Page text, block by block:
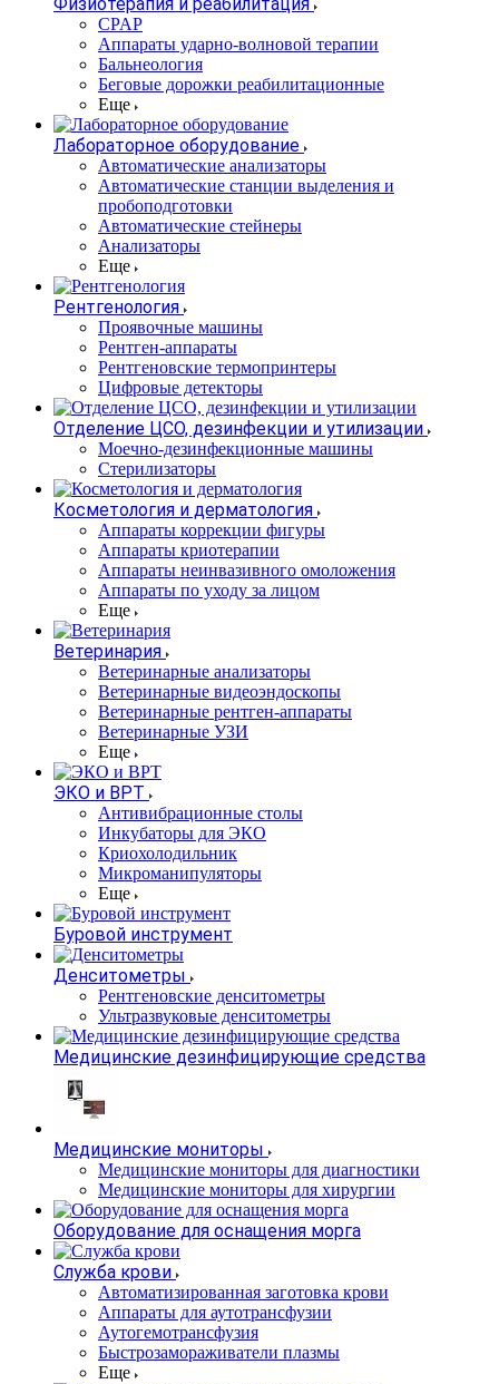
CPAP
Аппараты ударно-волновой терапии
Бальнеология
Беговые дорожки реабилитационные
Еще
Лабораторное оборудование
Автоматические анализаторы
Автоматические станции выделения и
пробоподготовки
Автоматические стейнеры
Анализаторы
Еще
Рентгенология
Проявочные машины
Рентген-аппараты
Рентгеновские термопринтеры
Цифровые детекторы
Отделение ЦСО, дезинфекции и утилизации
Моечно-дезинфекционные машины
Стерилизаторы
Косметология и дерматология
Аппараты коррекции фигуры
Аппараты криотерапии
Аппараты неинвазивного омоложения
Аппараты по уходу за лицом
Еще
Ветеринария
Ветеринарные анализаторы
Ветеринарные видеоэндоскопы
Ветеринарные рентген-аппараты
Ветеринарные УЗИ
Еще
ЭКО и ВРТ
Антивибрационные столы
Инкубаторы для ЭКО
Криохолодильник
Микроманипуляторы
Еще
Буровой инструмент
Денситометры
Рентгеновские денситометры
Ультразвуковые денситометры
Медицинские дезинфицирующие средства
Медицинские мониторы
Медицинские мониторы для диагностики
Медицинские мониторы для хирургии
Оборудование для оснащения морга
Служба крови
Автоматизированная заготовка крови
Аппараты для аутотрансфузии
Аутогемотрансфузия
Быстрозамораживатели плазмы
Еще